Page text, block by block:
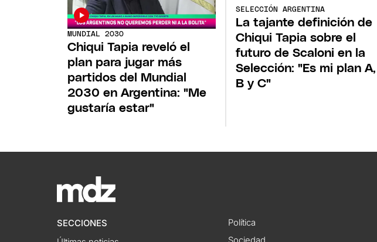
MUNDIAL 2030
Chiqui Tapia reveló el
plan para jugar más
partidos del Mundial
2030 en Argentina: "Me
gustaría estar"
SELECCIÓN ARGENTINA
La tajante definición de
Chiqui Tapia sobre el
futuro de Scaloni en la
Selección: "Es mi plan A,
B y C"
SECCIONES
Política